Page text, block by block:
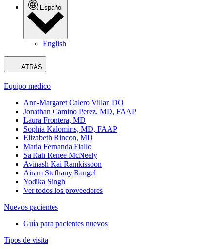
Español
English
ATRÁS
Equipo médico
Ann-Margaret Calero Villar, DO
Jonathan Camino Perez, MD, FAAP
Laura Frontera, MD
Sophia Kalomiris, MD, FAAP
Elizabeth Rincon, MD
Maria Fernanda Fiallo
Sa'Rah Renee McNeely
Avinash Kai Ramkissoon
Airam Stefhany Rangel
Yodika Singh
Ver todos los proveedores
Nuevos pacientes
Guía para pacientes nuevos
Tipos de visita